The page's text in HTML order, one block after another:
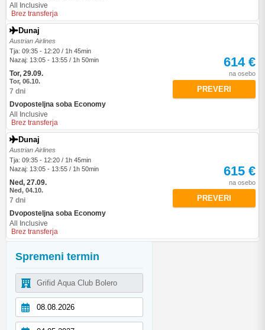
Spremeni termin
All Inclusive
Brez transferja
Dunaj
Austrian Airlines
Tja: 09:35 - 12:20 / 1h 45min
Nazaj: 13:05 - 13:55 / 1h 50min
Tor, 29.09.
Tor, 06.10.
7 dni
Dvoposteljna soba Economy
All Inclusive
Brez transferja
614 €
na osebo
PREVERI
Dunaj
Austrian Airlines
Tja: 09:35 - 12:20 / 1h 45min
Nazaj: 13:05 - 13:55 / 1h 50min
Ned, 27.09.
Ned, 04.10.
7 dni
Dvoposteljna soba Economy
All Inclusive
Brez transferja
615 €
na osebo
PREVERI